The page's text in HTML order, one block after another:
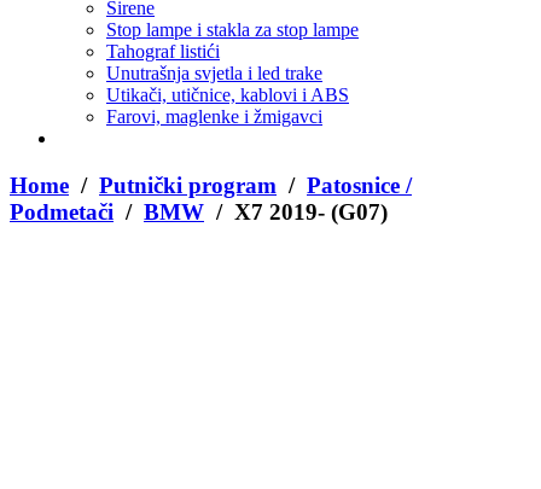
Sirene
Stop lampe i stakla za stop lampe
Tahograf listići
Unutrašnja svjetla i led trake
Utikači, utičnice, kablovi i ABS
Farovi, maglenke i žmigavci
Home / Putnički program / Patosnice /
Podmetači / BMW / X7 2019- (G07)